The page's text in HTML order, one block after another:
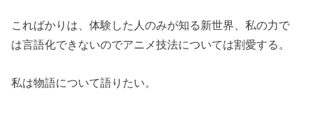
こればかりは、体験した人のみが知る新世界、私の力で
は言語化できないのでアニメ技法については割愛する。
私は物語について語りたい。